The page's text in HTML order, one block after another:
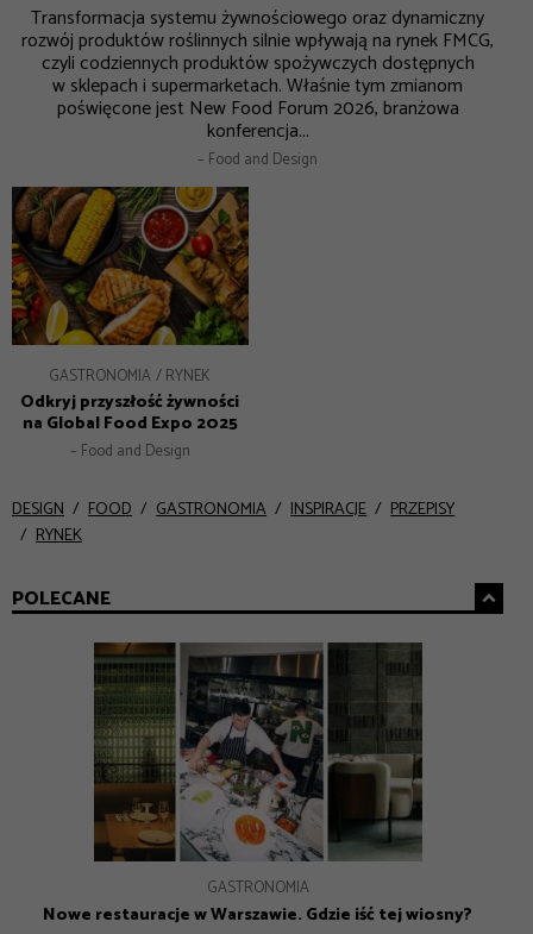
Transformacja systemu żywnościowego oraz dynamiczny
rozwój produktów roślinnych silnie wpływają na rynek FMCG,
czyli codziennych produktów spożywczych dostępnych
w sklepach i supermarketach. Właśnie tym zmianom
poświęcone jest New Food Forum 2026, branżowa
konferencja...
– Food and Design
GASTRONOMIA RYNEK
Odkryj przyszłość żywności
na Global Food Expo 2025
– Food and Design
DESIGN FOOD GASTRONOMIA INSPIRACJE
PRZEPISY
RYNEK
POLECANE
GASTRONOMIA
Nowe restauracje w Warszawie – 8 adresów na lato 2026
DESIGN
Jak Gen Z zmienia współczesny marketing?
INSPIRACJE
Prezenty na Dzień Mamy – Prezentownik 2026
GASTRONOMIA
Nowe restauracje w Warszawie. Gdzie iść tej wiosny?